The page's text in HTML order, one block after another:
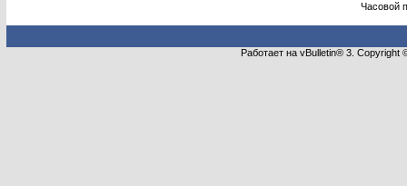
Часовой
Работает на vBulletin® 3.